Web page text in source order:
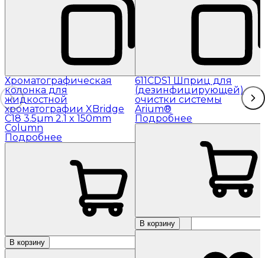
Хроматографическая
колонка для
жидкостной
хроматографии XBridge
C18 3.5µm 2.1 x 150mm
Column
Подробнее
В корзину
611CDS1 Шприц для
(дезинфицирующей)
очистки системы
Arium®
Подробнее
В корзину